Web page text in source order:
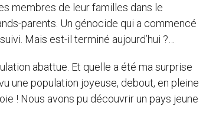
membres de leur familles dans le
parents. Un génocide qui a commencé
Mais est-il terminé aujourd’hui ?…
abattue. Et quelle a été ma surprise
une population joyeuse, debout, en pleine
! Nous avons pu découvrir un pays jeune